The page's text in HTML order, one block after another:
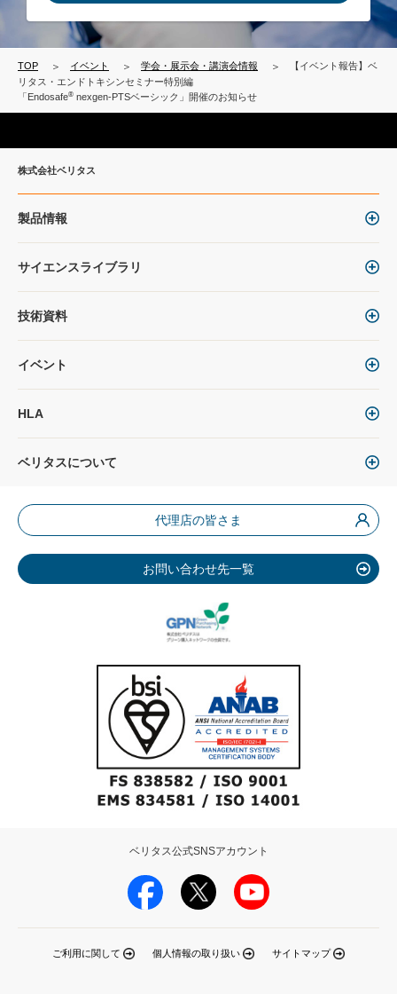
TOP イベント 学会・展示会・講演会情報
【イベント報告】ベ
リタス・エンドトキシンセミナー特別編
「Endosafe® nexgen-PTSベーシック」開催のお知らせ
株式会社ベリタス
製品情報
サイエンスライブラリ
技術資料
イベント
HLA
ベリタスについて
代理店の皆さま
お問い合わせ先一覧
ご利用に関して 個人情報の取り扱い サイトマップ
ベリタス公式SNSアカウント